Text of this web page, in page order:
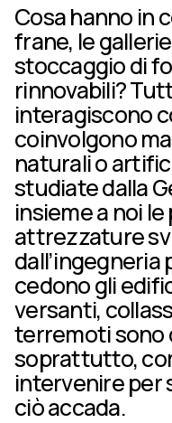
Cosa hanno in
frane, le
stoccaggio di
rinnovabili?
interagiscono
coinvolgono
naturali o
studiate dalla
insieme a noi le
attrezzature
cedono gli
versanti,
terremoti sono
soprattutto,
intervenire per
ciò accada.